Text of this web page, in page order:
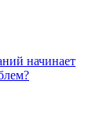
начинает